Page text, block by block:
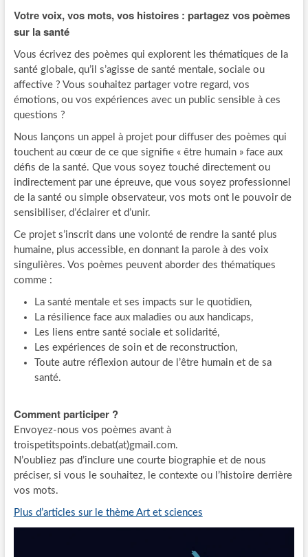
Votre voix, vos mots, vos histoires : partagez vos poèmes
sur la santé
Vous écrivez des poèmes qui explorent les thématiques de la
santé globale, qu’il s’agisse de santé mentale, sociale ou
affective ? Vous souhaitez partager votre regard, vos
émotions, ou vos expériences avec un public sensible à ces
questions ?
Nous lançons un appel à projet pour diffuser des poèmes qui
touchent au cœur de ce que signifie « être humain » face aux
défis de la santé. Que vous soyez touché directement ou
indirectement par une épreuve, que vous soyez professionnel
de la santé ou simple observateur, vos mots ont le pouvoir de
sensibiliser, d’éclairer et d’unir.
Ce projet s’inscrit dans une volonté de rendre la santé plus
humaine, plus accessible, en donnant la parole à des voix
singulières. Vos poèmes peuvent aborder des thématiques
comme :
La santé mentale et ses impacts sur le quotidien,
La résilience face aux maladies ou aux handicaps,
Les liens entre santé sociale et solidarité,
Les expériences de soin et de reconstruction,
Toute autre réflexion autour de l’être humain et de sa
santé.
Comment participer ?
Envoyez-nous vos poèmes avant à
troispetitspoints.debat(at)gmail.com.
N’oubliez pas d’inclure une courte biographie et de nous
préciser, si vous le souhaitez, le contexte ou l’histoire derrière
vos mots.
Plus d’articles sur le thème Art et sciences